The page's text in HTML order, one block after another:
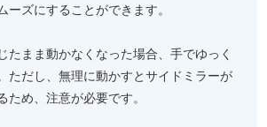
ーズにすることができます。
たまま動かなくなった場合、手でゆっく
ただし、無理に動かすとサイドミラーが
ため、注意が必要です。